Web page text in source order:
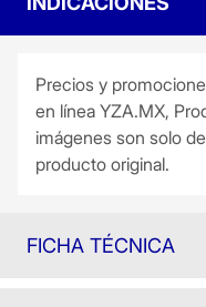
Precios y
en línea YZA.MX,
imágenes son solo
producto original.
FICHA TÉCNICA